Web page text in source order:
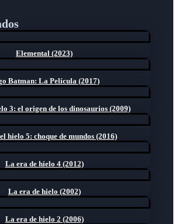
Elemental (2023)
Batman: La Película (2017)
3: el origen de los dinosaurios (2009)
hielo 5: choque de mundos (2016)
La era de hielo 4 (2012)
La era de hielo (2002)
La era de hielo 2 (2006)